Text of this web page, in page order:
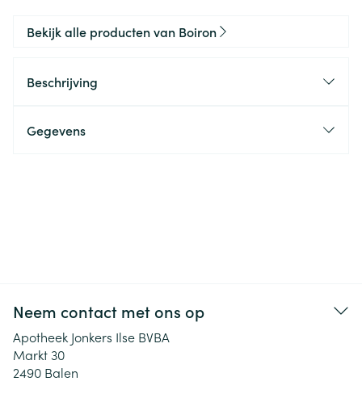
Bekijk alle producten van Boiron
Beschrijving
Gegevens
Neem contact met ons op
Apotheek Jonkers Ilse BVBA
Markt 30
2490 Balen